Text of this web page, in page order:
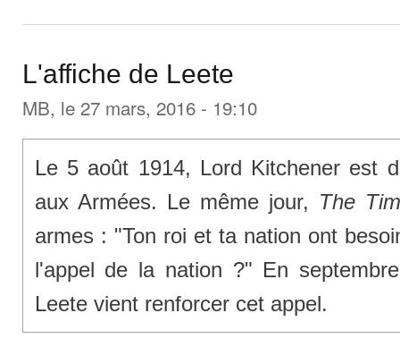
L'affiche de Leete
MB, le 27 mars, 2016 - 19:10
Le 5 août 1914, Lord Kitchener est
aux Armées. Le même jour, The
armes : "Ton roi et ta nation ont
l'appel de la nation ?" En
Leete vient renforcer cet appel.